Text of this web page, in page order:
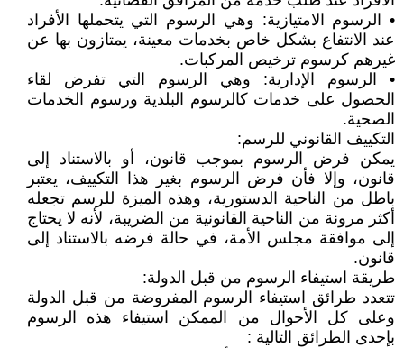
• الرسوم الامتيازية: وهي الرسوم التي يتحملها الأفراد
عند الانتفاع بشكل خاص بخدمات معينة، يمتازون بها عن
غيرهم كرسوم ترخيص المركبات.
• الرسوم الإدارية: وهي الرسوم التي تفرض لقاء
الحصول على خدمات كالرسوم البلدية ورسوم الخدمات
الصحية.
التكييف القانوني للرسم:
يمكن فرض الرسوم بموجب قانون، أو بالاستناد إلى
قانون، وإلا فأن فرض الرسوم بغير هذا التكييف، يعتبر
باطل من الناحية الدستورية، وهذه الميزة للرسم تجعله
أكثر مرونة من الناحية القانونية من الضريبة، لأنه لا يحتاج
إلى موافقة مجلس الأمة، في حالة فرضه بالاستناد إلى
قانون.
طريقة استيفاء الرسوم من قبل الدولة:
تتعدد طرائق استيفاء الرسوم المفروضة من قبل الدولة
وعلى كل الأحوال من الممكن استيفاء هذه الرسوم
بإحدى الطرائق التالية :